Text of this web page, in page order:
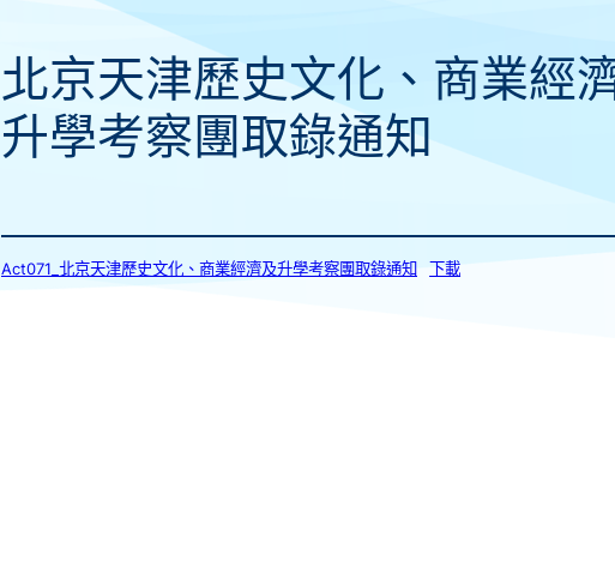
北京天津歷史文化、商業經
升學考察團取錄通知
Act071_北京天津歷史文化、商業經濟及升學考察團取錄通知 下載